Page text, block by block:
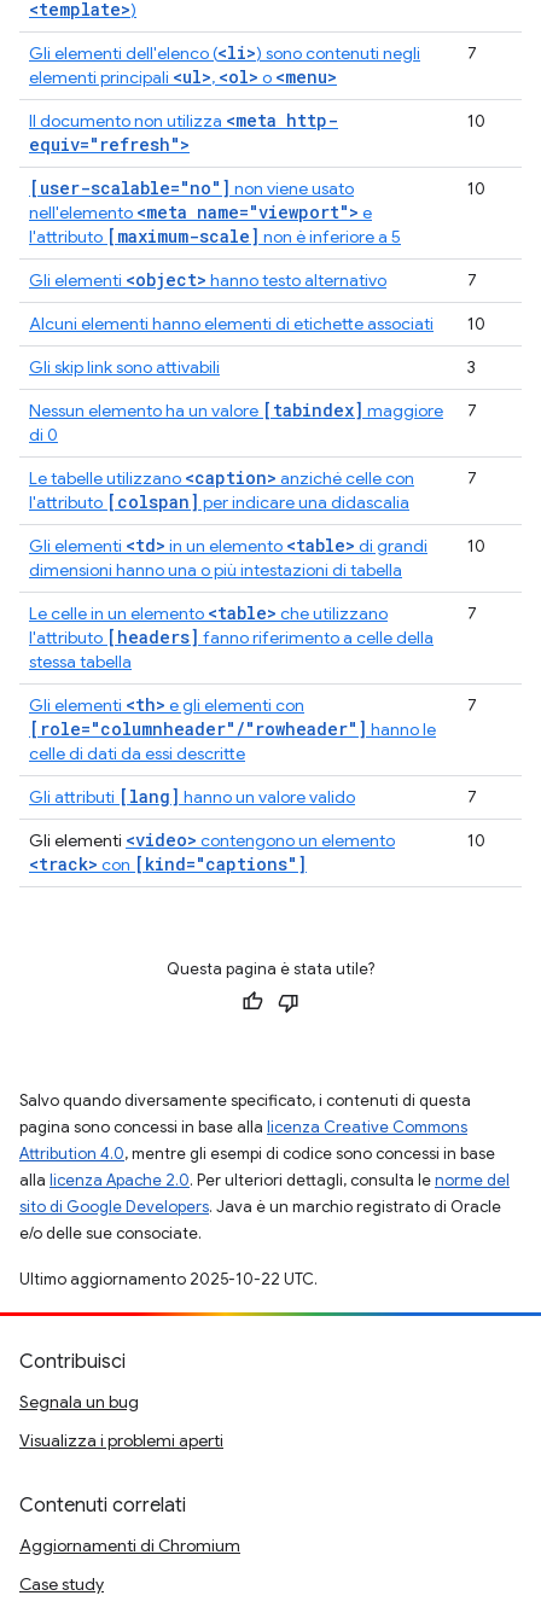
<template>)
Gli elementi dell'elenco (<li>) sono contenuti negli
elementi principali <ul>, <ol> o <menu>
7
Il documento non utilizza <meta http-
equiv="refresh">
10
[user-scalable="no"] non viene usato
nell'elemento <meta name="viewport"> e
l'attributo [maximum-scale] non è inferiore a 5
10
Gli elementi <object> hanno testo alternativo
7
Alcuni elementi hanno elementi di etichette associati
10
Gli skip link sono attivabili
3
Nessun elemento ha un valore [tabindex] maggiore
di 0
7
Le tabelle utilizzano <caption> anziché celle con
l'attributo [colspan] per indicare una didascalia
7
Gli elementi <td> in un elemento <table> di grandi
dimensioni hanno una o più intestazioni di tabella
10
Le celle in un elemento <table> che utilizzano
l'attributo [headers] fanno riferimento a celle della
stessa tabella
7
Gli elementi <th> e gli elementi con
[role="columnheader"/"rowheader"] hanno le
celle di dati da essi descritte
7
Gli attributi [lang] hanno un valore valido
7
Gli elementi <video> contengono un elemento
<track> con [kind="captions"]
10
Questa pagina è stata utile?
Salvo quando diversamente specificato, i contenuti di questa
pagina sono concessi in base alla licenza Creative Commons
Attribution 4.0, mentre gli esempi di codice sono concessi in base
alla licenza Apache 2.0. Per ulteriori dettagli, consulta lenorme del
sito di Google Developers. Java è un marchio registrato di Oracle
e/o delle sue consociate.
Ultimo aggiornamento 2025-10-22 UTC.
Contribuisci
Segnala un bug
Visualizza i problemi aperti
Contenuti correlati
Aggiornamenti di Chromium
Case study